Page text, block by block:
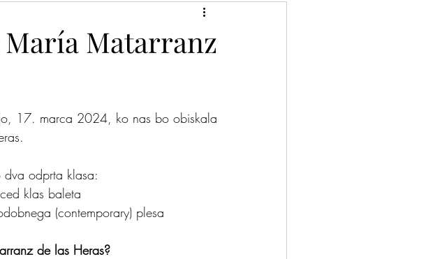
María Matarranz
17. marca 2024, ko nas bo obiskala
odprta klasa:
klas baleta
(contemporary) plesa
de las Heras?